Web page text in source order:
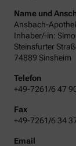
Name und
Ansbach-
Inhaber/-in:
Steinsfurter
74889 Sinsheim
Telefon
+49-7261/6 47
Fax
+49-7261/6 34
Email